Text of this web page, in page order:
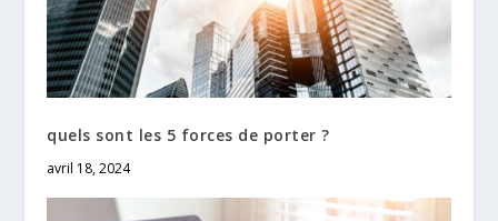
quels sont les 5 forces de porter ?
avril 18, 2024